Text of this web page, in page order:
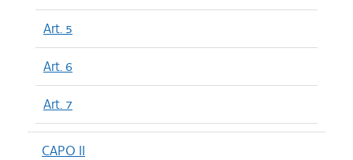
Art. 5
Art. 6
Art. 7
CAPO II